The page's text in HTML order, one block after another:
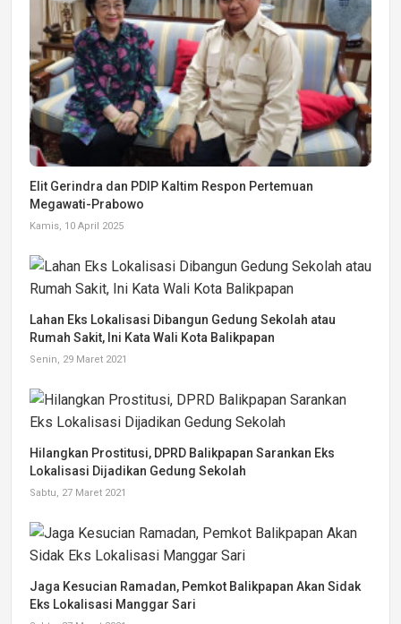
Elit Gerindra dan PDIP Kaltim Respon Pertemuan
Megawati-Prabowo
Kamis, 10 April 2025
Lahan Eks Lokalisasi Dibangun Gedung Sekolah atau
Rumah Sakit, Ini Kata Wali Kota Balikpapan
Senin, 29 Maret 2021
Hilangkan Prostitusi, DPRD Balikpapan Sarankan Eks
Lokalisasi Dijadikan Gedung Sekolah
Sabtu, 27 Maret 2021
Jaga Kesucian Ramadan, Pemkot Balikpapan Akan Sidak
Eks Lokalisasi Manggar Sari